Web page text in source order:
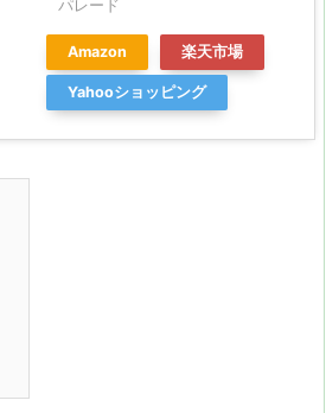
パレード
Amazon 楽天市場
Yahooショッピング